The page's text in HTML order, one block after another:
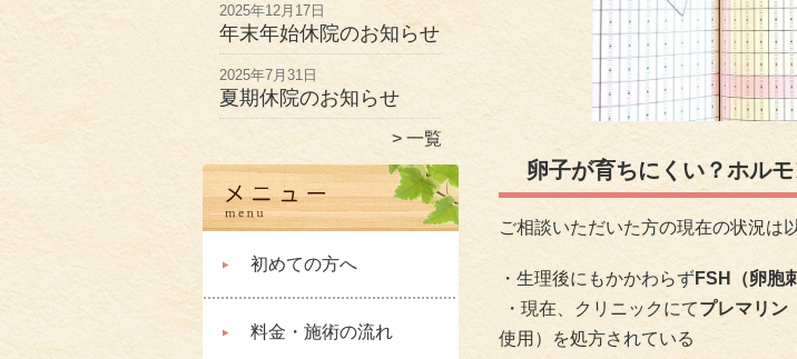
2025年12月17日
年末年始休院のお知らせ
2025年7月31日
夏期休院のお知らせ
一覧
初めての方へ
料金・施術の流れ
卵子が育ちにくい？ホル
ご相談いただいた方の現在の状況は
・生理後にもかかわらずFSH（卵胞
・現在、クリニックにてプレマリン
使用）を処方されている